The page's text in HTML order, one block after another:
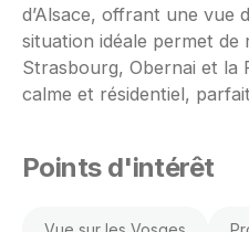
d’Alsace, offrant une vue
situation idéale permet de
Strasbourg, Obernai et la
calme et résidentiel,
Points d'intérêt